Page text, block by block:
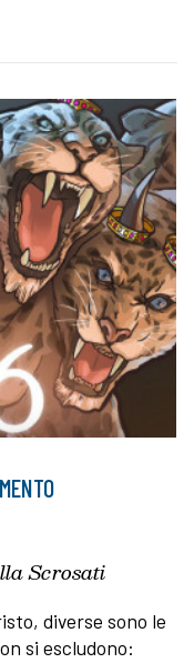
Scrosati
diverse sono le
si escludono: